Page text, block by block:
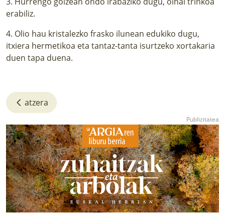
erabiliz.
4. Olio hau kristalezko frasko ilunean edukiko dugu,
itxiera hermetikoa eta tantaz-tanta isurtzeko xortakaria
duen tapa duena.
atzera